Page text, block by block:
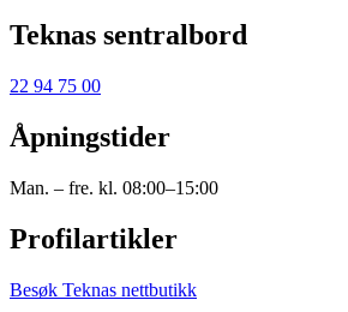
Teknas sentralbord
22 94 75 00
Åpningstider
Man. – fre. kl. 08:00–15:00
Profilartikler
Besøk Teknas nettbutikk